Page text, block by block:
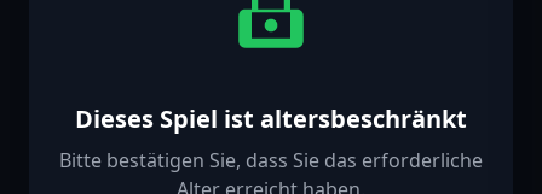
Lost Planet™:
Extreme
Condition
$14.99
Adorable
Adventures
$19.99
Darwin’s
Paradox
$24.99
Dieses Spiel ist altersbeschränkt
Bitte bestätigen Sie, dass Sie das erforderliche
Alter erreicht haben.